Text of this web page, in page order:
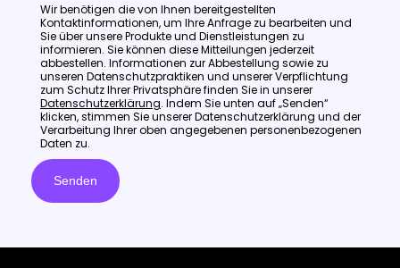
Wir benötigen die von Ihnen bereitgestellten
Kontaktinformationen, um Ihre Anfrage zu bearbeiten und
Sie über unsere Produkte und Dienstleistungen zu
informieren. Sie können diese Mitteilungen jederzeit
abbestellen. Informationen zur Abbestellung sowie zu
unseren Datenschutzpraktiken und unserer Verpflichtung
zum Schutz Ihrer Privatsphäre finden Sie in unserer
Datenschutzerklärung. Indem Sie unten auf „Senden“
klicken, stimmen Sie unserer Datenschutzerklärung und der
Verarbeitung Ihrer oben angegebenen personenbezogenen
Daten zu.